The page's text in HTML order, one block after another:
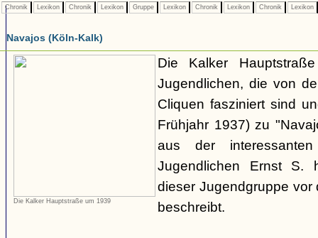
Chronik Lexikon Chronik Lexikon Gruppe Lexikon Chronik Lexikon Chronik Lexikon
Navajos (Köln-Kalk)
Die Kalker Hauptstraße um 1939
Die Kalker
Jugendlichen, die von
Cliquen fasziniert sind
Frühjahr 1937) zu
aus der
Jugendlichen Ernst S.
dieser Jugendgruppe
beschreibt.